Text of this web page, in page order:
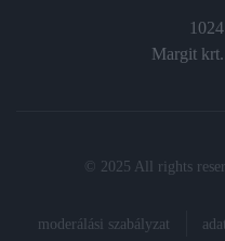
Margit
© 2025 All rights
moderálási szabályzat